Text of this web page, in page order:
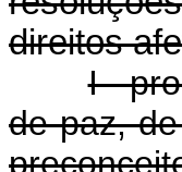
direitos
I -
de paz,